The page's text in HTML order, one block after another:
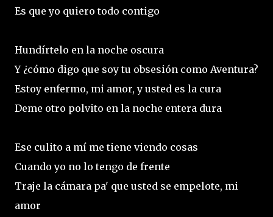
Es que yo quiero todo contigo
Hundírtelo en la noche oscura
Y ¿cómo digo que soy tu obsesión como Aventura?
Estoy enfermo, mi amor, y usted es la cura
Deme otro polvito en la noche entera dura
Ese culito a mí me tiene viendo cosas
Cuando yo no lo tengo de frente
Traje la cámara pa' que usted se empelote, mi
amor